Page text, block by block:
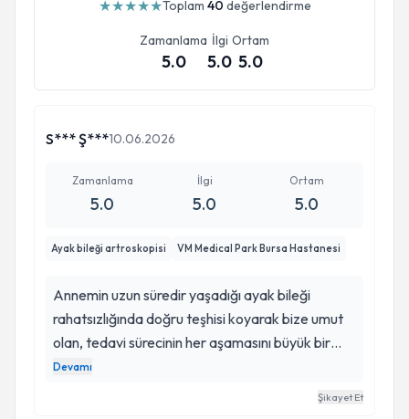
★★★★★Toplam 40 değerlendirme
Zamanlama
5.0
İlgi
5.0
Ortam
5.0
S*** Ş***10.06.2026
Zamanlama
5.0
İlgi
5.0
Ortam
5.0
Ayak bileği artroskopisi VM Medical Park Bursa Hastanesi
Annemin uzun süredir yaşadığı ayak bileği
rahatsızlığında doğru teşhisi koyarak bize umut
olan, tedavi sürecinin her aşamasını büyük bir
titizlikle yöneten ve başarılı artroskopik ameliyatı
Devamı
Şikayet Et